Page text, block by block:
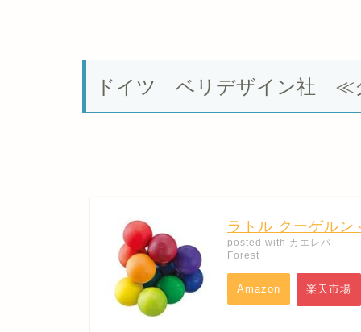
ドイツ ベリデザイン社 ≪
ラトル クーゲル
posted with カエレバ
Forest
Amazon 楽天市場